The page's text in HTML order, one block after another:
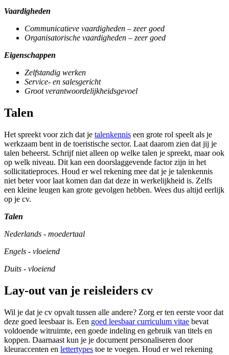
Vaardigheden
Communicatieve vaardigheden – zeer goed
Organisatorische vaardigheden – zeer goed
Eigenschappen
Zelfstandig werken
Service- en salesgericht
Groot verantwoordelijkheidsgevoel
Talen
Het spreekt voor zich dat je talenkennis een grote rol speelt als je
werkzaam bent in de toeristische sector. Laat daarom zien dat jij je
talen beheerst. Schrijf niet alleen op welke talen je spreekt, maar ook
op welk niveau. Dit kan een doorslaggevende factor zijn in het
sollicitatieproces. Houd er wel rekening mee dat je je talenkennis
niet beter voor laat komen dan dat deze in werkelijkheid is. Zelfs
een kleine leugen kan grote gevolgen hebben. Wees dus altijd eerlijk
op je cv.
Talen
Nederlands - moedertaal
Engels - vloeiend
Duits - vloeiend
Lay-out van je reisleiders cv
Wil je dat je cv opvalt tussen alle andere? Zorg er ten eerste voor dat
deze goed leesbaar is. Een goed leesbaar curriculum vitae bevat
voldoende witruimte, een goede indeling en gebruik van titels en
koppen. Daarnaast kun je je document personaliseren door
kleuraccenten en lettertypes toe te voegen. Houd er wel rekening